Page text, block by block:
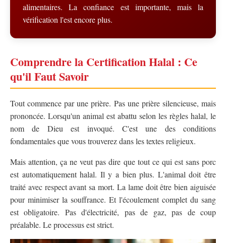
alimentaires. La confiance est importante, mais la
vérification l'est encore plus.
Comprendre la Certification Halal : Ce
qu'il Faut Savoir
Tout commence par une prière. Pas une prière silencieuse, mais
prononcée. Lorsqu'un animal est abattu selon les règles halal, le
nom de Dieu est invoqué. C'est une des conditions
fondamentales que vous trouverez dans les textes religieux.
Mais attention, ça ne veut pas dire que tout ce qui est sans porc
est automatiquement halal. Il y a bien plus. L'animal doit être
traité avec respect avant sa mort. La lame doit être bien aiguisée
pour minimiser la souffrance. Et l'écoulement complet du sang
est obligatoire. Pas d'électricité, pas de gaz, pas de coup
préalable. Le processus est strict.